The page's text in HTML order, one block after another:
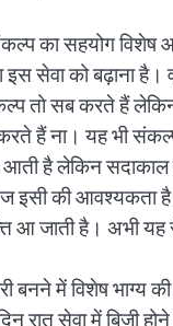
का सहयोग
सेवा को बढ़ाना है।
तो सब करते हैं
हैं ना। यह भी
आती है लेकिन
इसी की आवश्यकता
आ जाती है। अभी
बनने में विशेष भाग्य